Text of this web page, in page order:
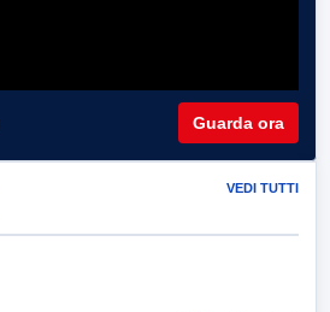
Guarda ora
VEDI TUTTI